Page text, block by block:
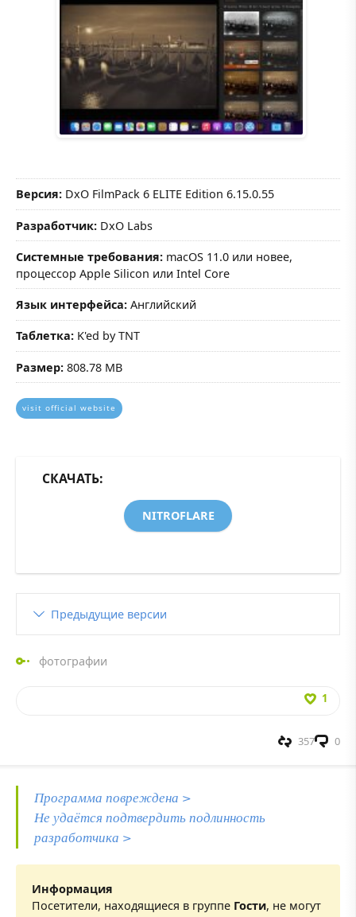
Версия: DxO FilmPack 6 ELITE Edition 6.15.0.55
Разработчик: DxO Labs
Системные требования: macOS 11.0 или новее,
процессор Apple Silicon или Intel Core
Язык интерфейса: Английский
Таблетка: K'ed by TNT
Размер: 808.78 MB
visit official website
СКАЧАТЬ:
NITROFLARE
Предыдущие версии
фотографии
1
0
357
Программа повреждена >
Не удаётся подтвердить подлинность
разработчика >
Информация
Посетители, находящиеся в группе Гости, не могут